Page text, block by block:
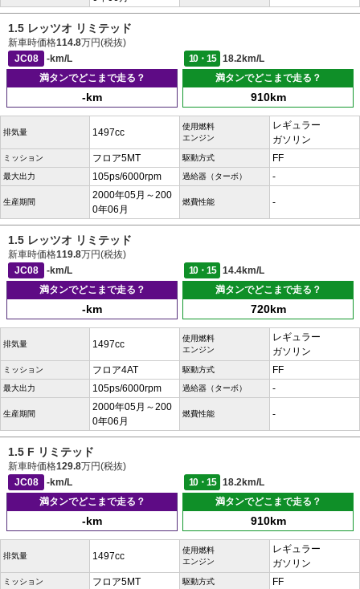
1.5 レッツオ リミテッド
新車時価格114.8万円(税抜)
JC08
-km/L 10・15
18.2km/L
満タンでどこまで走る？
-km
満タンでどこまで走る？
910km
排気量 1497cc
使用燃料
エンジン
レギュラー
ガソリン
ミッション フロア5MT 駆動方式 FF
最大出力 105ps/6000rpm 過給器（ターボ） -
生産期間
2000年05月～200
0年06月
燃費性能 -
1.5 レッツオ リミテッド
新車時価格119.8万円(税抜)
JC08
-km/L 10・15
14.4km/L
満タンでどこまで走る？
-km
満タンでどこまで走る？
720km
排気量 1497cc
使用燃料
エンジン
レギュラー
ガソリン
ミッション フロア4AT 駆動方式 FF
最大出力 105ps/6000rpm 過給器（ターボ） -
生産期間
2000年05月～200
0年06月
燃費性能 -
1.5 F リミテッド
新車時価格129.8万円(税抜)
JC08
-km/L 10・15
18.2km/L
満タンでどこまで走る？
-km
満タンでどこまで走る？
910km
排気量 1497cc
使用燃料
エンジン
レギュラー
ガソリン
ミッション フロア5MT 駆動方式 FF